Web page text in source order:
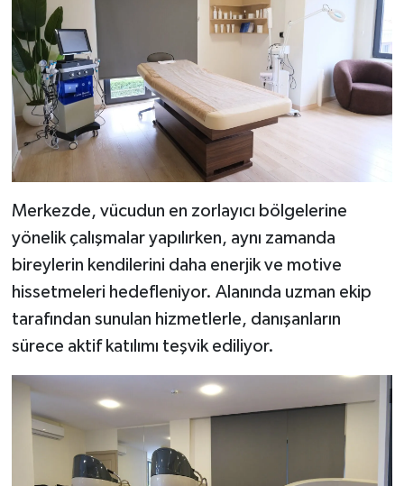
Merkezde, vücudun en zorlayıcı bölgelerine
yönelik çalışmalar yapılırken, aynı zamanda
bireylerin kendilerini daha enerjik ve motive
hissetmeleri hedefleniyor. Alanında uzman ekip
tarafından sunulan hizmetlerle, danışanların
sürece aktif katılımı teşvik ediliyor.